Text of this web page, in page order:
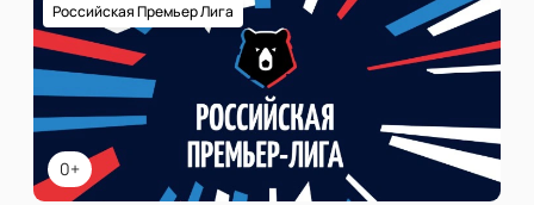
0+
Российская Премьер Лига